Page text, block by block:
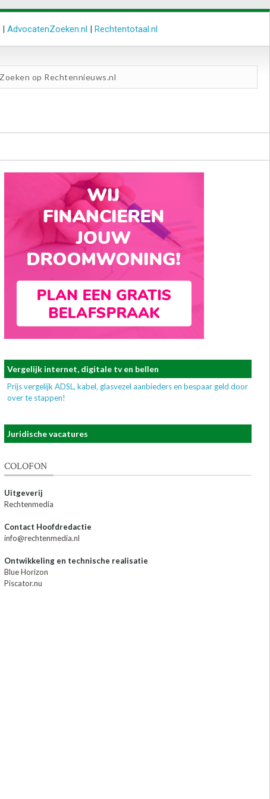
| AdvocatenZoeken.nl | Rechtentotaal.nl
Vergelijk internet, digitale tv en bellen
Prijs vergelijk ADSL, kabel, glasvezel aanbieders en bespaar geld door
over te stappen!
Juridische vacatures
COLOFON
Uitgeverij
Rechtenmedia
Contact Hoofdredactie
info@rechtenmedia.nl
Ontwikkeling en technische realisatie
Blue Horizon
Piscator.nu